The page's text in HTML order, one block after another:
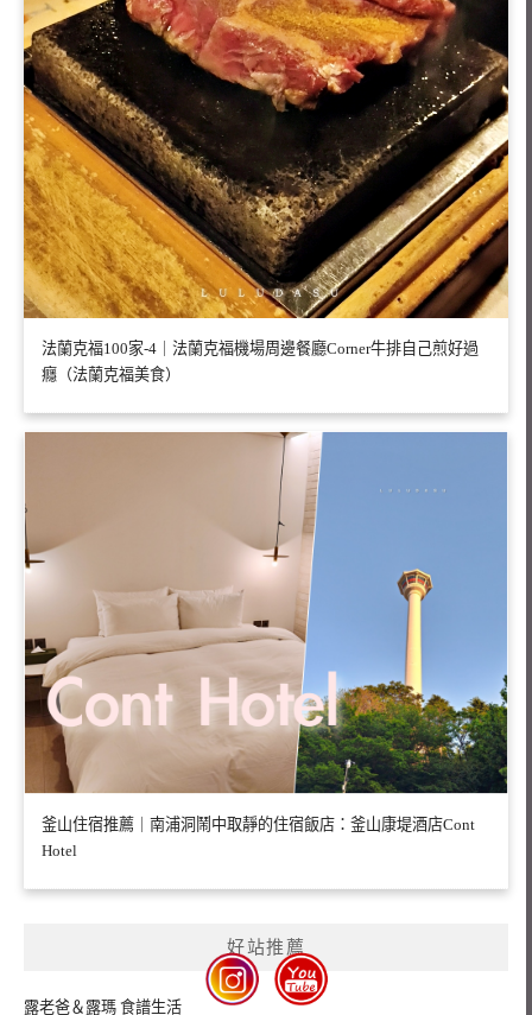
法蘭克福100家-4｜法蘭克福機場周邊餐廳Corner牛排自己煎好過
癮（法蘭克福美食）
釜山住宿推薦｜南浦洞鬧中取靜的住宿飯店：釜山康堤酒店Cont
Hotel
好站推薦
露老爸＆露瑪 食譜生活